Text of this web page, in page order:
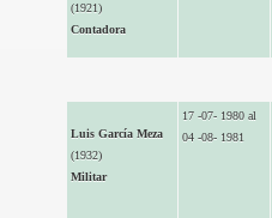
(1921)
Contadora
Luis García Meza
(1932)
Militar
17 -07- 1980 al
04 -08- 1981